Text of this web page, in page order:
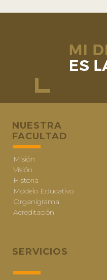
NUESTRA
FACULTAD
Misión
Visión
Historia
Modelo Educativo
Organigrama
Acreditación
SERVICIOS